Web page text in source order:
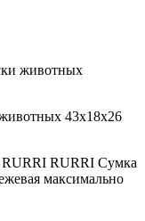
животных
RURRI RURRI Сумка
максимально